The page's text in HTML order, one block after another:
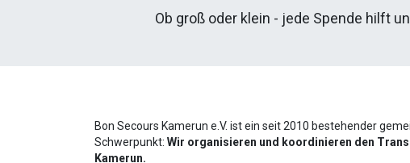
Ob groß oder klein - jede Spende hilft
Bon Secours Kamerun e.V. ist ein seit 2010 bestehender
Schwerpunkt: Wir organisieren und koordinieren den
Kamerun.